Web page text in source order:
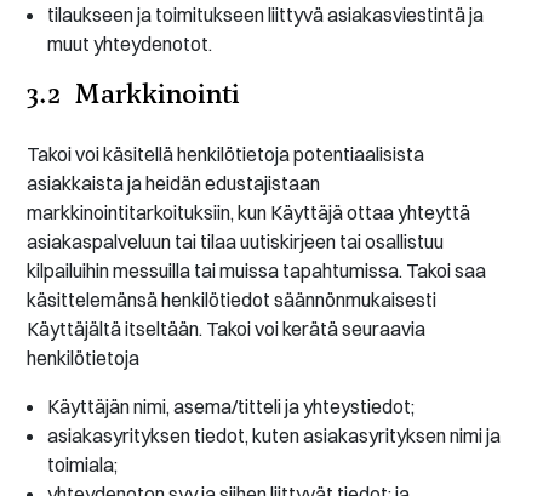
tilaukseen ja toimitukseen liittyvä asiakasviestintä ja
muut yhteydenotot.
3.2 Markkinointi
Takoi voi käsitellä henkilötietoja potentiaalisista
asiakkaista ja heidän edustajistaan
markkinointitarkoituksiin, kun Käyttäjä ottaa yhteyttä
asiakaspalveluun tai tilaa uutiskirjeen tai osallistuu
kilpailuihin messuilla tai muissa tapahtumissa. Takoi saa
käsittelemänsä henkilötiedot säännönmukaisesti
Käyttäjältä itseltään. Takoi voi kerätä seuraavia
henkilötietoja
Käyttäjän nimi, asema/titteli ja yhteystiedot;
asiakasyrityksen tiedot, kuten asiakasyrityksen nimi ja
toimiala;